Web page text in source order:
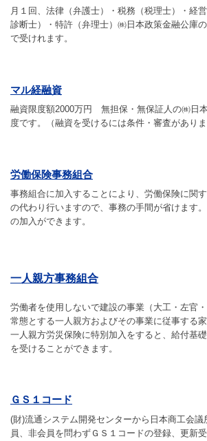
月１回、法律（弁護士）・税務（税理士）・経
診断士）・特許（弁理士）㈱日本政策金融公庫
で受けれます。
マル経融資
融資限度額2000万円 無担保・無保証人の㈱日
度です。（融資を受けるには条件・審査がありま
労働保険事務組合
事務組合に加入することにより、労働保険に関
の代わり行いますので、事務の手間が省けます
の加入ができます。
一人親方事務組合
労働者を使用しないで建設の事業（大工・左官
常態とする一人親方およびその事業に従事する
一人親方労災保険に特別加入をすると、給付基
を受けることができます。
ＧＳ１コード
(財)流通システム開発センターから日本商工会議
員、非会員を問わずＧＳ１コードの登録、更新